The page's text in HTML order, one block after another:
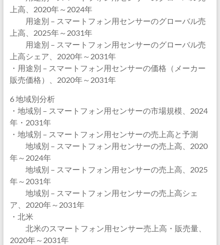
上高、2020年～2024年
用途別 – スマートフォン用センサーのグローバル売
上高、2025年～2031年
用途別 – スマートフォン用センサーのグローバル売
上高シェア、2020年～2031年
・用途別 – スマートフォン用センサーの価格（メーカー
販売価格）、2020年～2031年
6 地域別分析
・地域別 – スマートフォン用センサーの市場規模、2024
年・2031年
・地域別 – スマートフォン用センサーの売上高と予測
地域別 – スマートフォン用センサーの売上高、2020
年～2024年
地域別 – スマートフォン用センサーの売上高、2025
年～2031年
地域別 – スマートフォン用センサーの売上高シェ
ア、2020年～2031年
・北米
北米のスマートフォン用センサー売上高・販売量、
2020年～2031年